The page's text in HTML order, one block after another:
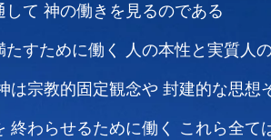
して 神の働きを見るのである
たすために働く 人の本性と実質人
は宗教的固定観念や 封建的な思想
終わらせるために働く これら全て